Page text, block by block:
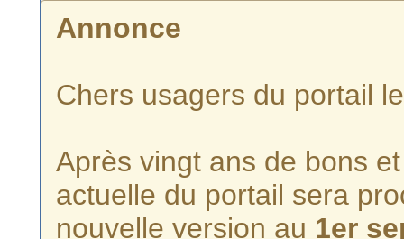
Annonce
Chers usagers du portail
Après vingt ans de bons
actuelle du portail sera
nouvelle version au 1er